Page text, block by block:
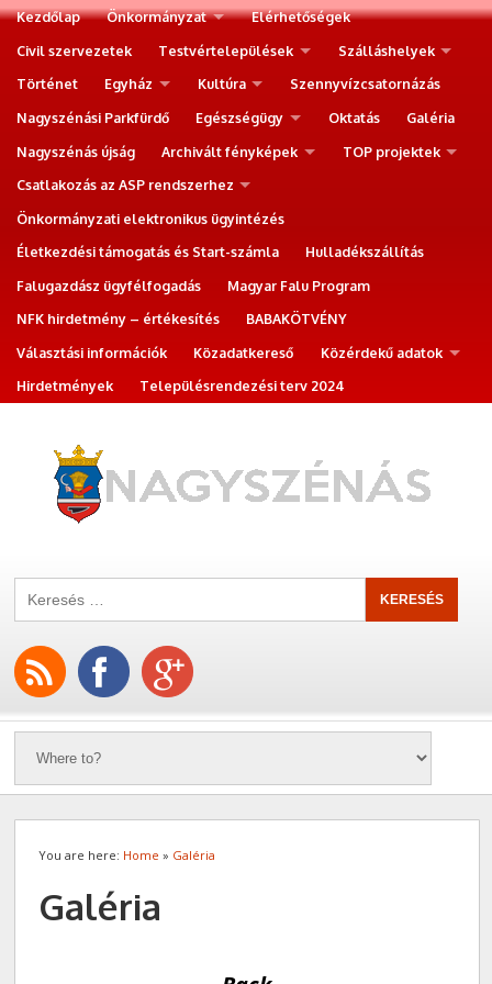
Kezdőlap Önkormányzat
Elérhetőségek
Civil szervezetek
Testvértelepülések
Szálláshelyek
Történet
Egyház Kultúra
Szennyvízcsatornázás
Nagyszénási Parkfürdő
Egészségügy Oktatás
Galéria
Nagyszénás újság
Archivált fényképek
TOP projektek
Csatlakozás az ASP rendszerhez
Önkormányzati elektronikus ügyintézés
Életkezdési támogatás és Start-számla
Hulladékszállítás
Falugazdász ügyfélfogadás
Magyar Falu Program
NFK hirdetmény – értékesítés
BABAKÖTVÉNY
Választási információk
Közadatkereső
Közérdekű adatok
Hirdetmények
Településrendezési terv 2024
You are here: Home » Galéria
Galéria